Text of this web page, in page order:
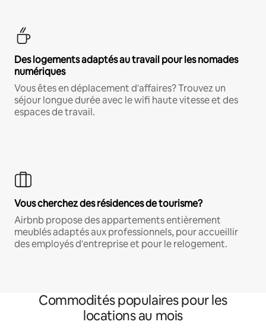
Des logements adaptés au travail pour les nomades
numériques
Vous êtes en déplacement d'affaires? Trouvez un
séjour longue durée avec le wifi haute vitesse et des
espaces de travail.
Vous cherchez des résidences de tourisme?
Airbnb propose des appartements entièrement
meublés adaptés aux professionnels, pour accueillir
des employés d'entreprise et pour le relogement.
Commodités populaires pour les
locations au mois